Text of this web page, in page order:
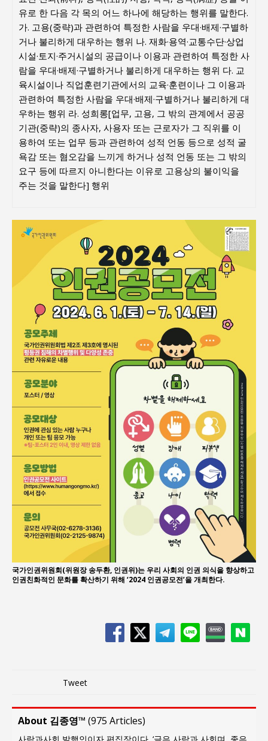
유로 한 다음 각 목의 어느 하나에 해당하는 행위를 말한다.
가. 고용(중략)과 관련하여 특정한 사람을 우대·배제·구별하
거나 불리하게 대우하는 행위 나. 재화·용역·교통수단·상업
시설·토지·주거시설의 공급이나 이용과 관련하여 특정한 사
람을 우대·배제·구별하거나 불리하게 대우하는 행위 다. 교
육시설이나 직업훈련기관에서의 교육·훈련이나 그 이용과
관련하여 특정한 사람을 우대·배제·구별하거나 불리하게 대
우하는 행위 라. 성희롱[업무, 고용, 그 밖의 관계에서 공공
기관(중략)의 종사자, 사용자 또는 근로자가 그 직위를 이
용하여 또는 업무 등과 관련하여 성적 언동 등으로 성적 굴
욕감 또는 혐오감을 느끼게 하거나 성적 언동 또는 그 밖의
요구 등에 따르지 아니한다는 이유로 고용상의 불이익을
주는 것을 말한다] 행위
국가인권위원회(위원장 송두환, 인권위)는 우리 사회의 인권 의식을 향상하고
인권친화적인 문화를 확산하기 위해 ‘2024 인권공모전’을 개최한다.
Tweet
About 김종영™ (975 Articles)